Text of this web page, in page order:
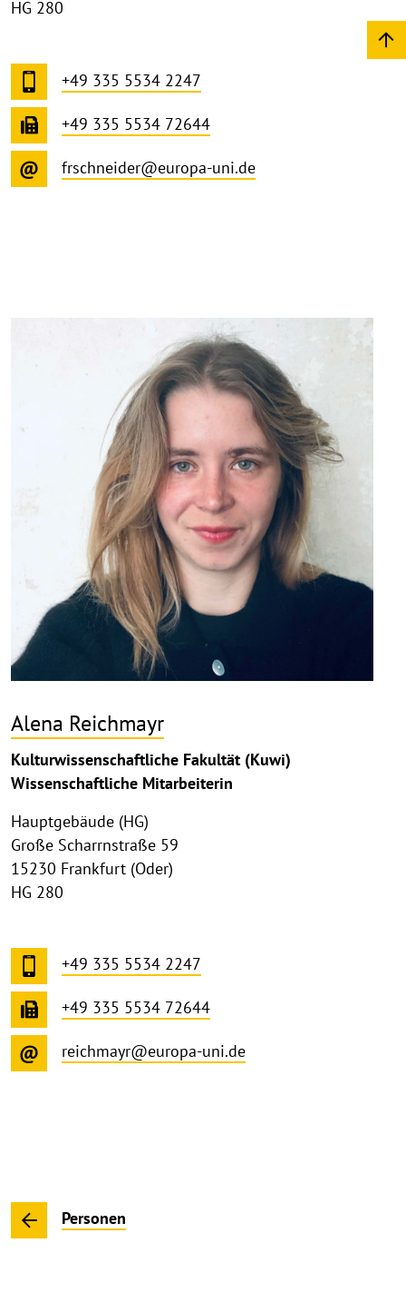
HG 280
+49 335 5534 2247
+49 335 5534 72644
frschneider@europa-uni.de
©
Alena Reichmayr
Kulturwissenschaftliche Fakultät (Kuwi)
Wissenschaftliche Mitarbeiterin
Hauptgebäude (HG)
Große Scharrnstraße 59
15230 Frankfurt (Oder)
HG 280
+49 335 5534 2247
+49 335 5534 72644
reichmayr@europa-uni.de
Personen